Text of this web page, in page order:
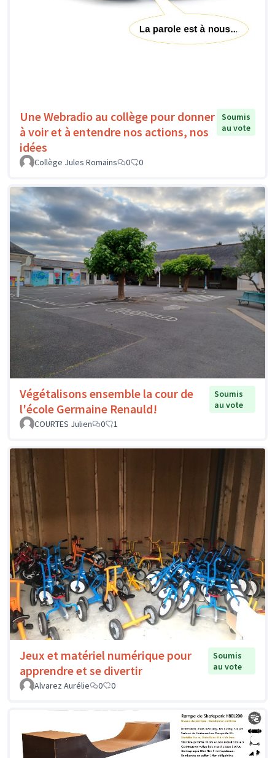
Une Webradio au collège pour donner
à voir et à entendre nos actions, nos
idées
Soumis
au vote
Collège Jules Romains 0 0
Végétalisons ensemble la cour de
l'école Germaine Renauld!
Soumis
au vote
COURTES Julien
0 1
Jeux et matériel numérique pour
apprendre et se divertir
Soumis
au vote
Alvarez Aurélie
0 0